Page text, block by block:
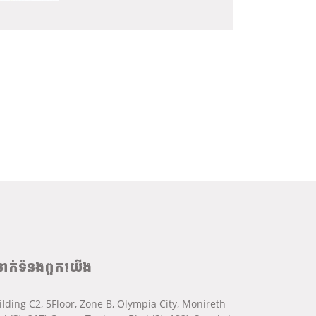
ាក់ទំនងពួកយើង
C2, 5Floor, Zone B, Olympia City, Monireth